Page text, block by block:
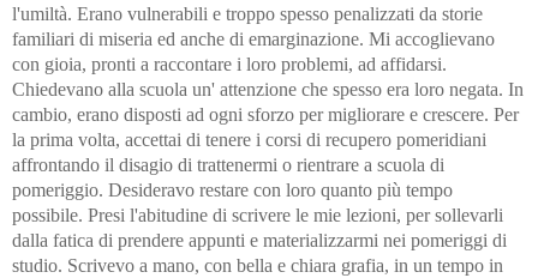
l'umiltà. Erano vulnerabili e troppo spesso penalizzati da storie
familiari di miseria ed anche di emarginazione. Mi accoglievano
con gioia, pronti a raccontare i loro problemi, ad affidarsi.
Chiedevano alla scuola un' attenzione che spesso era loro negata. In
cambio, erano disposti ad ogni sforzo per migliorare e crescere. Per
la prima volta, accettai di tenere i corsi di recupero pomeridiani
affrontando il disagio di trattenermi o rientrare a scuola di
pomeriggio. Desideravo restare con loro quanto più tempo
possibile. Presi l'abitudine di scrivere le mie lezioni, per sollevarli
dalla fatica di prendere appunti e materializzarmi nei pomeriggi di
studio. Scrivevo a mano, con bella e chiara grafia, in un tempo in